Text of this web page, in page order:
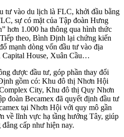
tư vào du lịch là FLC, khởi đầu bằng
sự có mặt của Tập đoàn Hưng
hơn 1.000 ha thông qua hình thức
theo, Bình Định lại chứng kiến
mạnh dòng vốn đầu tư vào địa
House, Xuân Cầu…
được đầu tư, góp phần thay đổi
gồm có: Khu đô thị Nhơn Hội
City, Khu đô thị Quy Nhơn
Becamex đã quyết định đầu tư
tại Nhơn Hội với quy mô gần
về lĩnh vực hạ tầng hướng Tây, giúp
cấp như hiện nay.